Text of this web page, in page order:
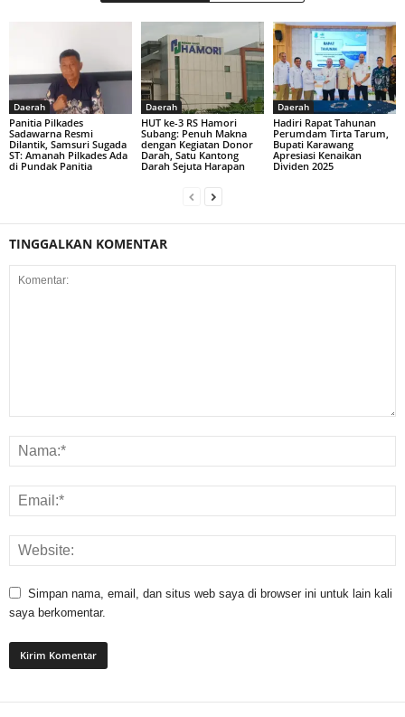
Daerah
Panitia Pilkades
Sadawarna Resmi
Dilantik, Samsuri Sugada
ST: Amanah Pilkades Ada
di Pundak Panitia
Daerah
HUT ke-3 RS Hamori
Subang: Penuh Makna
dengan Kegiatan Donor
Darah, Satu Kantong
Darah Sejuta Harapan
Daerah
Hadiri Rapat Tahunan
Perumdam Tirta Tarum,
Bupati Karawang
Apresiasi Kenaikan
Dividen 2025
TINGGALKAN KOMENTAR
Simpan nama, email, dan situs web saya di browser ini untuk lain kali
saya berkomentar.